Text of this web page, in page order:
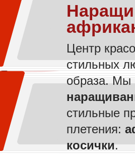
Центр
стильных
образа. Мы
стильные
плетения:
косички.